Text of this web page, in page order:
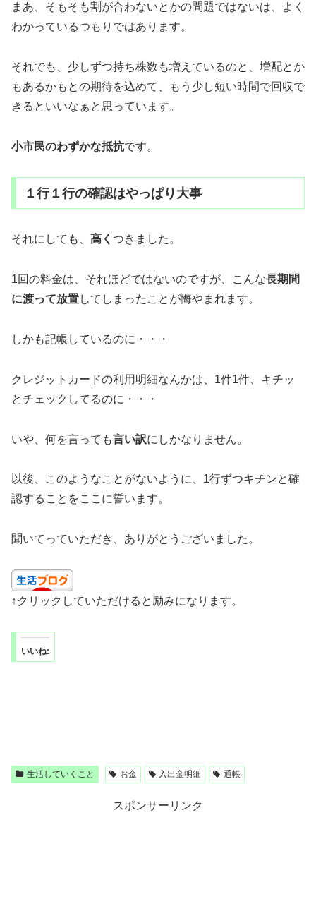
まあ、そもそも割が合わないとかの問題ではないは、よく
わかっているつもりではあります。
それでも、少しずつ持ち株数も増えているのと、増配とか
もあるかもとの期待を込めて、もう少し短い時間で回収で
きるといいなぁと思っています。
小市民のわずかな抵抗です。
１行１行の確認はやっぱり大事
それにしても、 高く つきました。
1回の料金は、それほどではないのですが、こんな長期間
に渡って放置してしまったことが悔やまれます。
しかも記帳しているのに・・・
クレジットカードの利用明細なんかは、1件1件、キチッ
とチェックしてるのに・・・
いや、何を言っても言い訳にしかなりません。
以後、このようなことがないように、1行ずつキチンと確
認することをここに誓います。
聞いてっていただき、ありがとうございました。
↑クリックしていただけると励みになります。
いいね:
生活していくこと お金 入出金明細 通帳
スポンサーリンク